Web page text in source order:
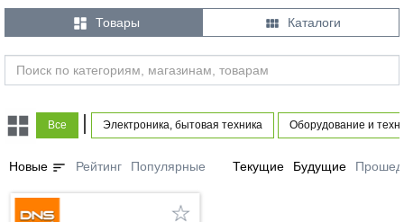
 Товары  Каталоги
Все | Электроника, бытовая техника Оборудование и
Новые sort Рейтинг Популярные Текущие Будущие